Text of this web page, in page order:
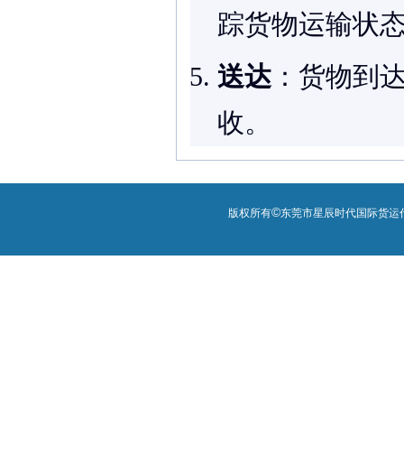
踪货物运输状
送达：货物到
收。
版权所有©东莞市星辰时代国际货